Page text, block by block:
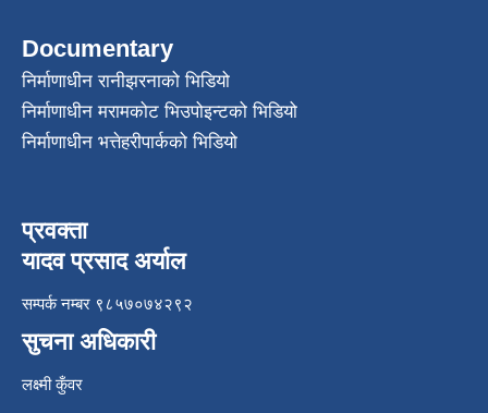
Documentary
निर्माणाधीन रानीझरनाको भिडियो
निर्माणाधीन मरामकोट भिउपोइन्टको भिडियो
निर्माणाधीन भत्तेहरीपार्कको भिडियो
प्रवक्ता
यादव प्रसाद अर्याल
सम्पर्क नम्बर ९८५७०७४२९२
सुचना अधिकारी
लक्ष्मी कुँवर